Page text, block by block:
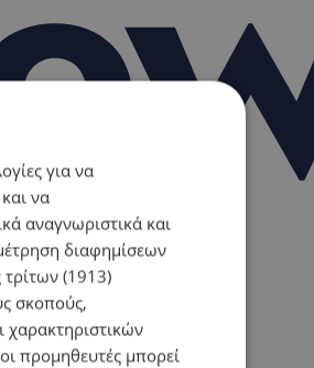
για να
να
αναγνωριστικά και
διαφημίσεων
(1913)
σκοπούς,
προμηθευτές μπορεί